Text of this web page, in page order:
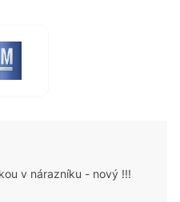
v nárazníku - nový !!!